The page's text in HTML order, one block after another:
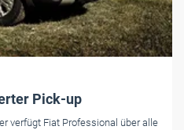
Pick-up
verfügt Fiat Professional über alle